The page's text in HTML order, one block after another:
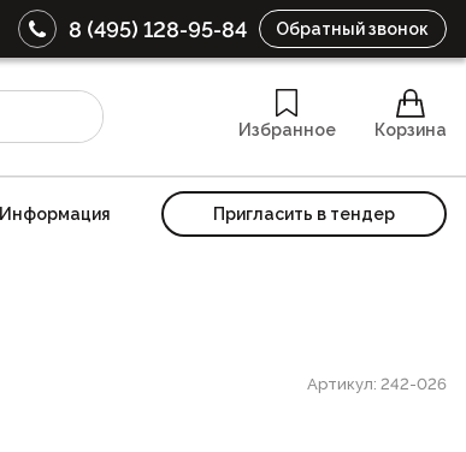
8 (495) 128-95-84 Обратный звонок
Избранное Корзина
Информация Пригласить в тендер
Артикул: 242-026